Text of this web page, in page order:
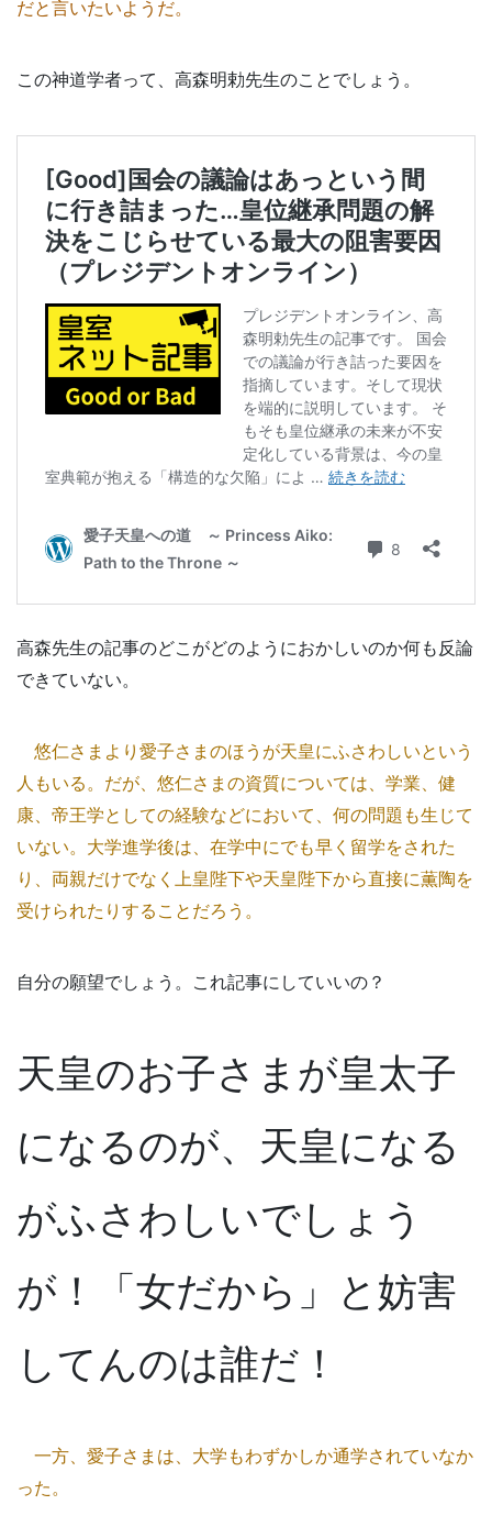
だと言いたいようだ。
この神道学者って、高森明勅先生のことでしょう。
高森先生の記事のどこがどのようにおかしいのか何も反論
できていない。
悠仁さまより愛子さまのほうが天皇にふさわしいという
人もいる。だが、悠仁さまの資質については、学業、健
康、帝王学としての経験などにおいて、何の問題も生じて
いない。大学進学後は、在学中にでも早く留学をされた
り、両親だけでなく上皇陛下や天皇陛下から直接に薫陶を
受けられたりすることだろう。
自分の願望でしょう。これ記事にしていいの？
天皇のお子さまが皇太子
になるのが、天皇になる
がふさわしいでしょう
が！「女だから」と妨害
してんのは誰だ！
一方、愛子さまは、大学もわずかしか通学されていなか
った。